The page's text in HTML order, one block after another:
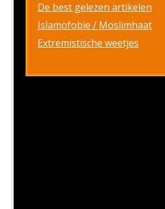
De best gelezen artikelen
Islamofobie / Moslimhaat
Extremistische weetjes